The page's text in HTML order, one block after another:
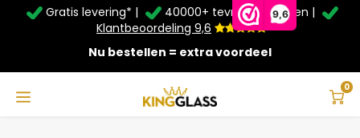
9,6
Service & Contact
Taal
Gratis levering* |
40000+ tevreden klanten |
Klantbeoordeling 9,6
Nu bestellen = extra voordeel
0
Zomer Deals: Tot 20% kortingop schuifwanden en
veranda's +€20extra kassa korting*
Veranda | Glas | Zwart | 5.06 x 4 meter